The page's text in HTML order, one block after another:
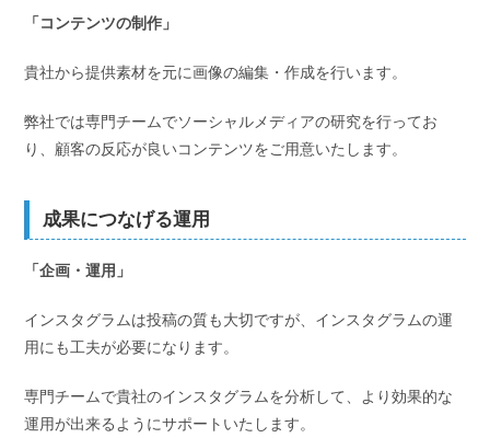
「コンテンツの制作」
貴社から提供素材を元に画像の編集・作成を行います。
弊社では専門チームでソーシャルメディアの研究を行ってお
り、顧客の反応が良いコンテンツをご用意いたします。
成果につなげる運用
「企画・運用」
インスタグラムは投稿の質も大切ですが、インスタグラムの運
用にも工夫が必要になります。
専門チームで貴社のインスタグラムを分析して、より効果的な
運用が出来るようにサポートいたします。